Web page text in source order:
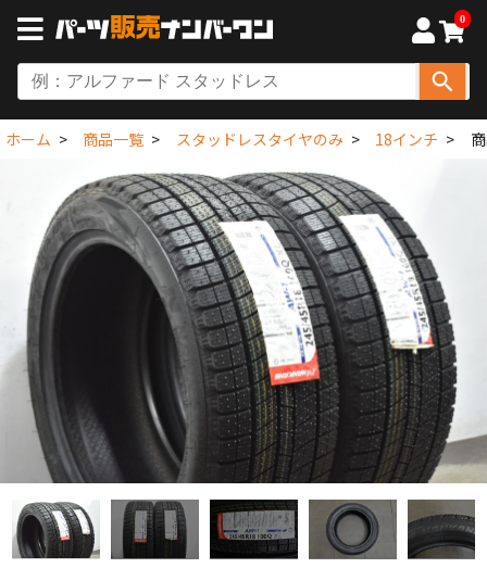
0
ホーム 商品一覧 スタッドレスタイヤのみ 18インチ